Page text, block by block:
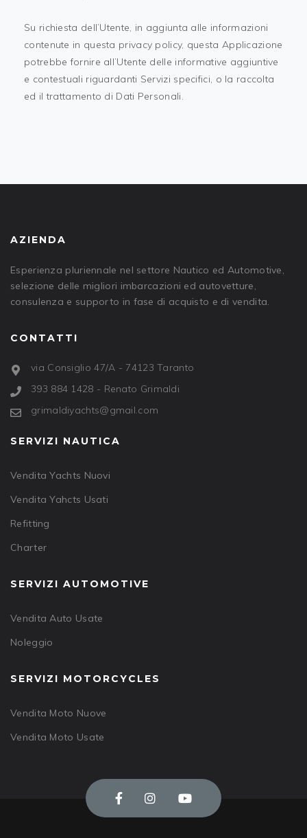
Su richiesta dell’Utente, in aggiunta alle informazioni
contenute in questa privacy policy, questa Applicazione
potrebbe fornire all’Utente delle informative aggiuntive
e contestuali riguardanti Servizi specifici, o la raccolta
ed il trattamento di Dati Personali.
AZIENDA
Esperienza pluriennale nel settore Nautico ed Automotive,
selezione delle migliori imbarcazioni ed autovetture,
consulenza e supporto in fase di acquisto e di vendita.
CONTATTI
via Consiglio 47/A - 74123 Taranto
393 884 1428 - Renato Grimaldi
grimaldiyachts@gmail.com
SERVIZI NAUTICA
Vendita Yachts Nuovi
Vendita Yahcts Usati
Refitting
Charter
SERVIZI AUTOMOTIVE
Vendita Auto Usate
Noleggio
SERVIZI MOTORCYCLES
Vendita Moto Nuove
Vendita Moto Usate